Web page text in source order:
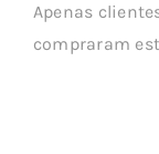
Apenas
compraram